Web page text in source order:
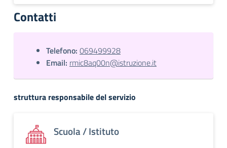
Contatti
Telefono: 069499928
Email: rmic8aq00n@istruzione.it
struttura responsabile del servizio
Scuola / Istituto